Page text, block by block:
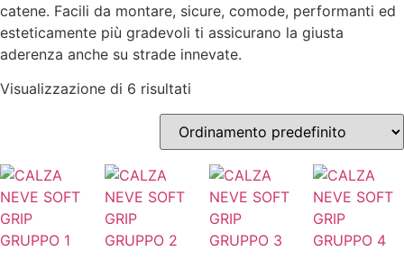
catene. Facili da montare, sicure, comode, performanti ed
esteticamente più gradevoli ti assicurano la giusta
aderenza anche su strade innevate.
Visualizzazione di 6 risultati